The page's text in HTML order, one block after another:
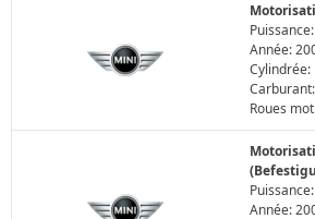
Année:
Cylindrée:
Roues
Année: